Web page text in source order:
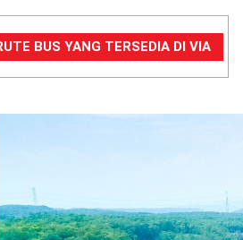
BUS YANG TERSEDIA DI VIA